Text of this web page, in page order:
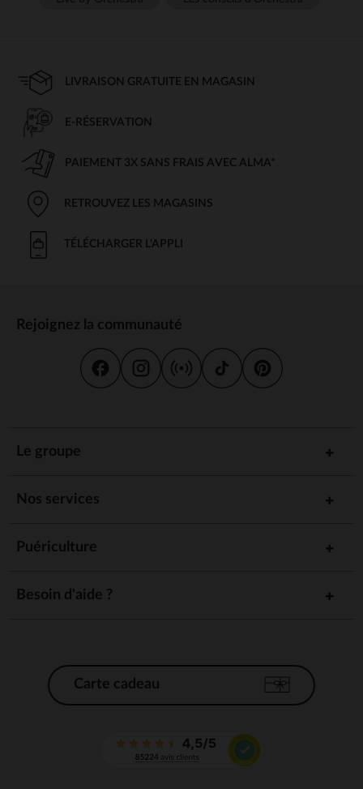
LIVRAISON GRATUITE EN MAGASIN
E-RÉSERVATION
PAIEMENT 3X SANS FRAIS AVEC ALMA*
RETROUVEZ LES MAGASINS
TÉLÉCHARGER L'APPLI
Rejoignez la communauté
Le groupe
Nos services
Puériculture
Besoin d'aide ?
Carte cadeau